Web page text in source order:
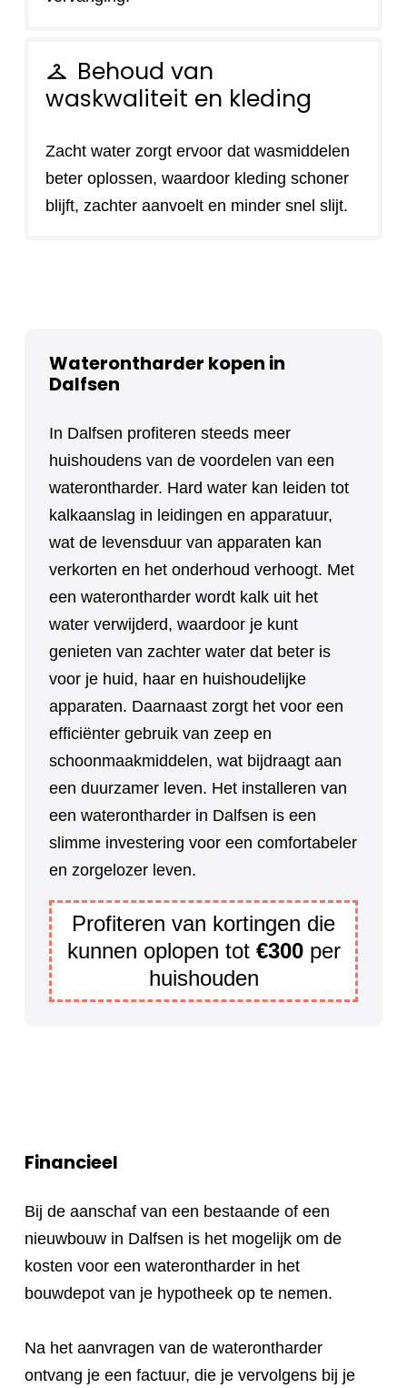
checkroom Behoud van
waskwaliteit en kleding
Zacht water zorgt ervoor dat wasmiddelen
beter oplossen, waardoor kleding schoner
blijft, zachter aanvoelt en minder snel slijt.
Waterontharder kopen in
Dalfsen
In Dalfsen profiteren steeds meer
huishoudens van de voordelen van een
waterontharder. Hard water kan leiden tot
kalkaanslag in leidingen en apparatuur,
wat de levensduur van apparaten kan
verkorten en het onderhoud verhoogt. Met
een waterontharder wordt kalk uit het
water verwijderd, waardoor je kunt
genieten van zachter water dat beter is
voor je huid, haar en huishoudelijke
apparaten. Daarnaast zorgt het voor een
efficiënter gebruik van zeep en
schoonmaakmiddelen, wat bijdraagt aan
een duurzamer leven. Het installeren van
een waterontharder in Dalfsen is een
slimme investering voor een comfortabeler
en zorgelozer leven.
Profiteren van kortingen die
kunnen oplopen tot €300 per
huishouden
Financieel
Bij de aanschaf van een bestaande of een
nieuwbouw in Dalfsen is het mogelijk om de
kosten voor een waterontharder in het
bouwdepot van je hypotheek op te nemen.
Na het aanvragen van de waterontharder
ontvang je een factuur, die je vervolgens bij je